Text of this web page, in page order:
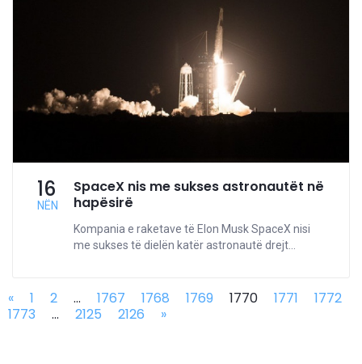
16
NËN
SpaceX nis me sukses astronautët në
hapësirë
Kompania e raketave të Elon Musk SpaceX nisi
me sukses të dielën katër astronautë drejt...
« 1 2 ... 1767 1768 1769 1770 1771
1772
1773
... 2125 2126 »